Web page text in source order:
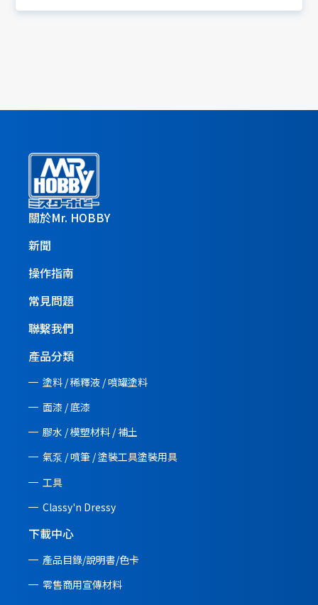
關於Mr. HOBBY
新聞
操作指南
常見問題
聯繫我們
產品分類
塗料 / 稀釋液 / 噴罐塗料
面漆 / 底漆
膠水 / 模塑材料 / 補土
氣泵 / 噴筆 / 塗裝工具塗裝用具
工具
Classy'n Dressy
下載中心
產品目錄/說明書/色卡
零售商用宣傳材料